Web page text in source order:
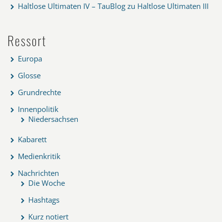
Haltlose Ultimaten IV – TauBlog zu Haltlose Ultimaten III
Ressort
Europa
Glosse
Grundrechte
Innenpolitik
Niedersachsen
Kabarett
Medienkritik
Nachrichten
Die Woche
Hashtags
Kurz notiert